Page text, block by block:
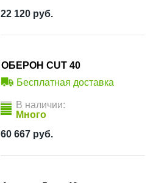
22 120 руб.
ОБЕРОН CUT 40
Бесплатная доставка
В наличии:
Много
60 667 руб.